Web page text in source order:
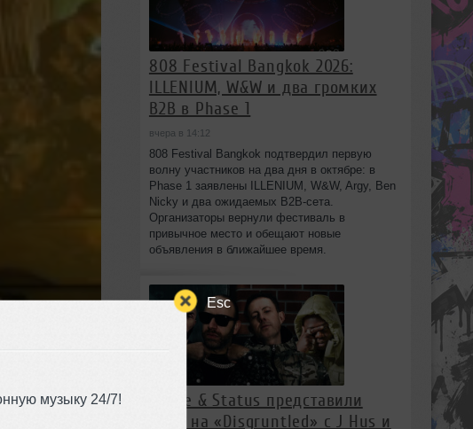
Esc
музыку 24/7!
808 Festival Bangkok 2026:
ILLENIUM, W&W и два громких
B2B в Phase 1
вчера в 14:12
808 Festival Bangkok подтвердил первую
волну участников на два дня в октябре: в
Phase 1 заявлены ILLENIUM, W&W, Argy, Ben
Nicky и два ожидаемых B2B-сета.
Организаторы вернули фестиваль в
привычное место и обещают новые
объявления в ближайшее время.
Chase & Status представили
клип на «Disgruntled» с J Hus и